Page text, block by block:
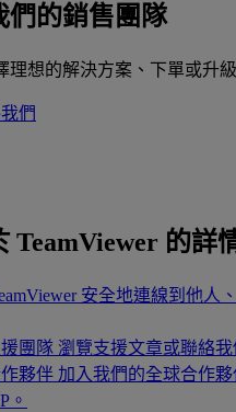
們的銷售團隊
理想的解決方案、下單或升
們
TeamViewer 的詳
安全地連線到他人
團隊 瀏覽支援文章或聯絡我
夥伴 加入我們的全球合作夥
。